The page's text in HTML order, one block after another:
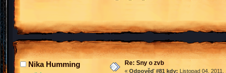
Nika Humming Re: Sny o zvb
« Odpověď #81 kdy: Listopad 04, 2011,